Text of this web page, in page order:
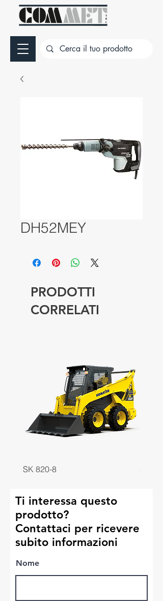
DH52MEY
PRODOTTI
CORRELATI
SK 820-8 SK
Ti interessa questo
prodotto?
Contattaci per ricevere
subito informazioni
Nome